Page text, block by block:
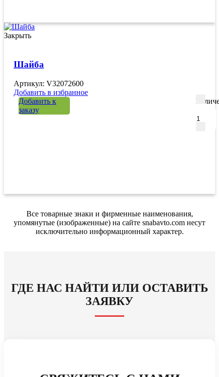
Закрыть
Шайба
Артикул: V32072600
Добавить в избранное
Добавить к
заказу
Все товарные знаки и фирменные наименования,
упомянутые (изображенные) на сайте snabavto.com несут
исключительно информационный характер.
ГДЕ НАС НАЙТИ ИЛИ ОСТАВИТЬ
ЗАЯВКУ